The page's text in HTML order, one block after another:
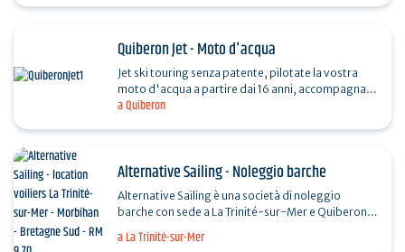
a Quiberon
Quiberon Jet - Moto d'acqua
Jet ski touring senza patente, pilotate la vostra
moto d'acqua a partire dai 16 anni, accompagnati
da un istruttore certificato dallo Stato. Scoprite
a La Trinité-sur-Mer
Alternative Sailing - Noleggio barche
Alternative Sailing è una società di noleggio
barche con sede a La Trinité-sur-Mer e Quiberon.
Offriamo una flotta di 60 barche a vela (monoscafi
e…